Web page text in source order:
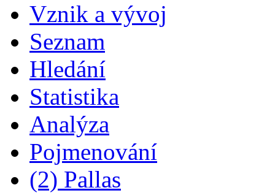
Vznik a vývoj
Seznam
Hledání
Statistika
Analýza
Pojmenování
(2) Pallas